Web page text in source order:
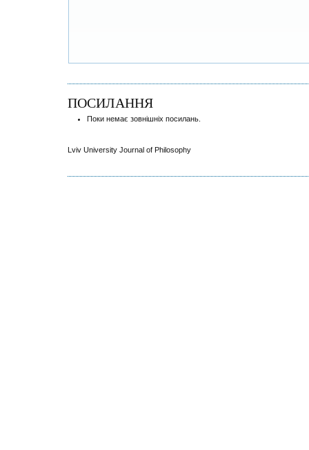
ПОСИЛАННЯ
Поки немає зовнішніх посилань.
Lviv University Journal of Philosophy